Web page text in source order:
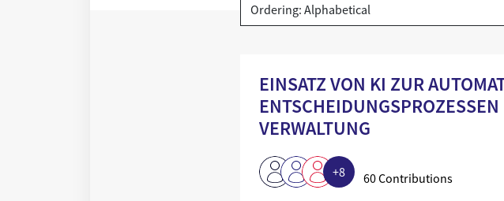
Ordering: Alphabetical
EINSATZ VON KI ZUR
VERWALTUNG
+8 60 Contributions